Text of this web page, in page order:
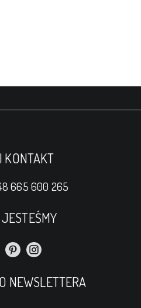
KONTAKT
665 600 265
NEWSLETTERA